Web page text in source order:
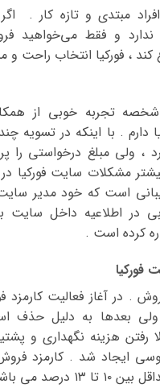
مبتدی و تازه کار .
و فقط می‌خواهید
، فورکیا انتخاب راحت و
تجربه خوبی از
دارم . با اینکه در تسویه
، ولی مبلغ درخواستی را
مشکلات سایت فورکیا در
است که خود مدیر
در اطلاعیه داخل سایت
کرده است .
فورکیا
بعدها به دلیل حذف
رفتن هزینه نگهداری و
ایجاد شد . کارمزد
۱۳ درصد می باشد .